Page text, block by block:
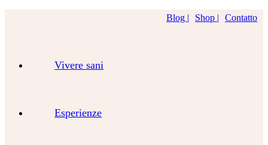
Blog | Shop | Contatto
Vivere sani
Esperienze